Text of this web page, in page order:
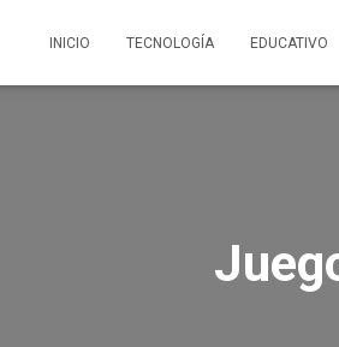
INICIO TECNOLOGÍA EDUCATIVO